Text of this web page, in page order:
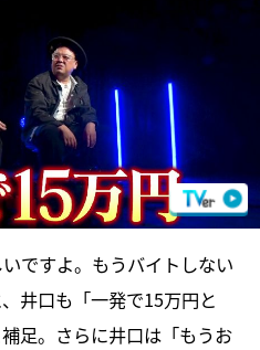
ですよ。もうバイトしない
井口も「一発で15万円と
足。さらに井口は「もうお